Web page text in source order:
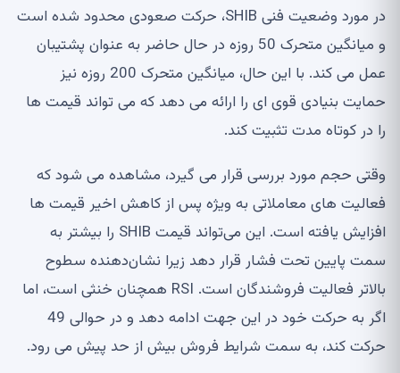
در مورد وضعیت فنی SHIB، حرکت صعودی محدود شده است
و میانگین متحرک 50 روزه در حال حاضر به عنوان پشتیبان
عمل می کند. با این حال، میانگین متحرک 200 روزه نیز
حمایت بنیادی قوی ای را ارائه می دهد که می تواند قیمت ها
را در کوتاه مدت تثبیت کند.
وقتی حجم مورد بررسی قرار می گیرد، مشاهده می شود که
فعالیت های معاملاتی به ویژه پس از کاهش اخیر قیمت ها
افزایش یافته است. این می‌تواند قیمت SHIB را بیشتر به
سمت پایین تحت فشار قرار دهد زیرا نشان‌دهنده سطوح
بالاتر فعالیت فروشندگان است. RSI همچنان خنثی است، اما
اگر به حرکت خود در این جهت ادامه دهد و در حوالی 49
حرکت کند، به سمت شرایط فروش بیش از حد پیش می رود.